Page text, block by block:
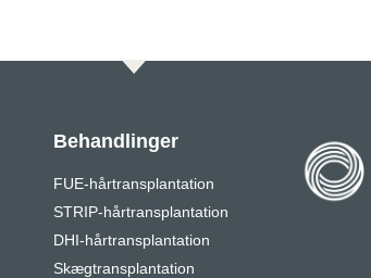
Behandlinger
FUE-hårtransplantation
STRIP-hårtransplantation
DHI-hårtransplantation
Skægtransplantation